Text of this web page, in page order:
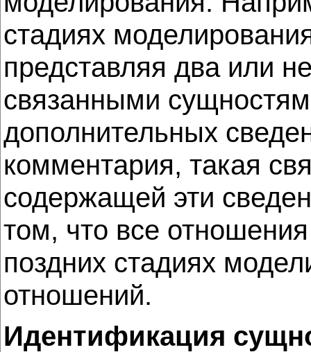
стадиях
представляя два или
связанными
дополнительных
комментария, такая
содержащей эти
том, что все
поздних стадиях
отношений.
Идентификация